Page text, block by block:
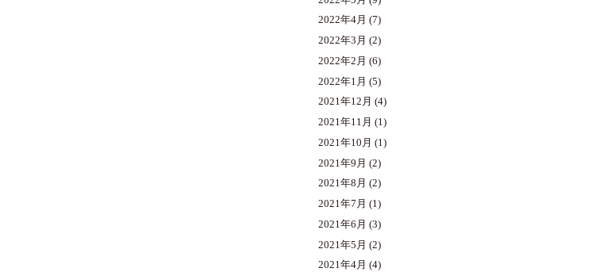
2022年4月 (7)
2022年3月 (2)
2022年2月 (6)
2022年1月 (5)
2021年12月 (4)
2021年11月 (1)
2021年10月 (1)
2021年9月 (2)
2021年8月 (2)
2021年7月 (1)
2021年6月 (3)
2021年5月 (2)
2021年4月 (4)